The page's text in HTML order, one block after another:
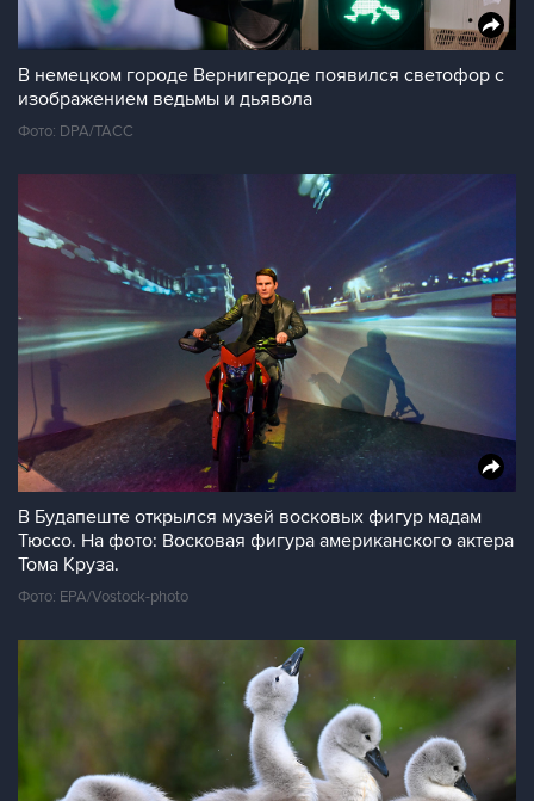
В немецком городе Вернигероде появился светофор с
изображением ведьмы и дьявола
Фото: DPA/ТАСС
В Будапеште открылся музей восковых фигур мадам
Тюссо. На фото: Восковая фигура американского актера
Тома Круза.
Фото: EPA/Vostock-photo